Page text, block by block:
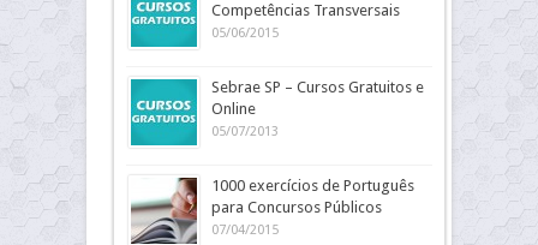
Competências Transversais
05/06/2015
Sebrae SP – Cursos Gratuitos e
Online
05/07/2013
1000 exercícios de Português
para Concursos Públicos
07/04/2015